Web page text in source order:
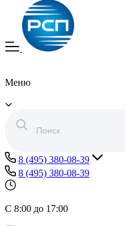
Меню
8 (495) 380-08-39
8 (495) 380-08-39
С 8:00 до 17:00